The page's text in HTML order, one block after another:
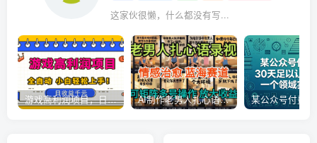
这家伙很懒，什么都没有写...
游戏高利润项目，日收益1k+，全自动，无需值守，解放双手，小白轻松上手【揭秘】 AI制作老男人扎心语录，5分钟一条，操作简单，流量非常大，保姆级教程